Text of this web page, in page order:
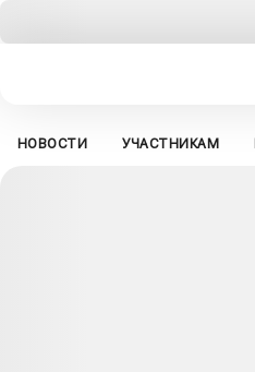
НОВОСТИ УЧАСТНИКАМ